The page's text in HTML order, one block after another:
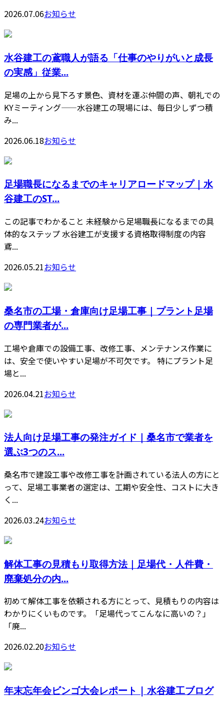
2026.07.06お知らせ
水谷建工の鳶職人が語る「仕事のやりがいと成長
の実感」従業...
足場の上から見下ろす景色、資材を運ぶ仲間の声、朝礼での
KYミーティング——水谷建工の現場には、毎日少しずつ積
み...
2026.06.18お知らせ
足場職長になるまでのキャリアロードマップ｜水
谷建工のST...
この記事でわかること 未経験から足場職長になるまでの具
体的なステップ 水谷建工が支援する資格取得制度の内容
鳶...
2026.05.21お知らせ
桑名市の工場・倉庫向け足場工事｜プラント足場
の専門業者が...
工場や倉庫での設備工事、改修工事、メンテナンス作業に
は、安全で使いやすい足場が不可欠です。 特にプラント足
場と...
2026.04.21お知らせ
法人向け足場工事の発注ガイド｜桑名市で業者を
選ぶ3つのス...
桑名市で建設工事や改修工事を計画されている法人の方にと
って、足場工事業者の選定は、工期や安全性、コストに大き
く...
2026.03.24お知らせ
解体工事の見積もり取得方法｜足場代・人件費・
廃棄処分の内...
初めて解体工事を依頼される方にとって、見積もりの内容は
わかりにくいものです。「足場代ってこんなに高いの？」
「廃...
2026.02.20お知らせ
年末忘年会ビンゴ大会レポート | 水谷建工ブログ